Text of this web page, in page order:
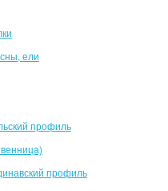
ели
профиль
профиль